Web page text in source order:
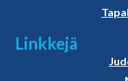
Linkkejä